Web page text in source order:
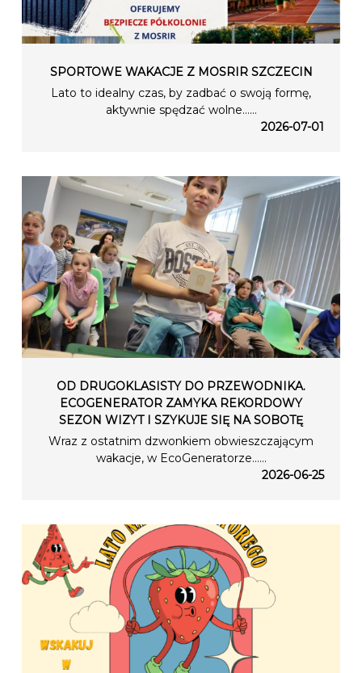
SPORTOWE WAKACJE Z MOSRIR SZCZECIN
Lato to idealny czas, by zadbać o swoją formę,
aktywnie spędzać wolne…...
2026-07-01
OD DRUGOKLASISTY DO PRZEWODNIKA.
ECOGENERATOR ZAMYKA REKORDOWY
SEZON WIZYT I SZYKUJE SIĘ NA SOBOTĘ
Wraz z ostatnim dzwonkiem obwieszczającym
wakacje, w EcoGeneratorze…...
2026-06-25